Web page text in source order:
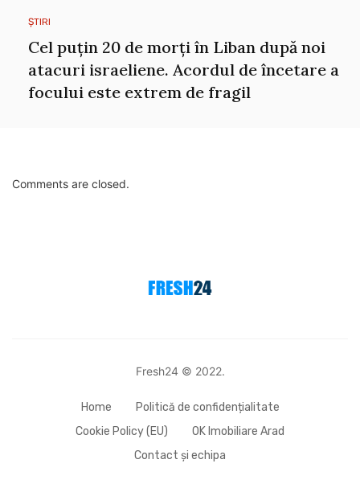
ȘTIRI
Cel puțin 20 de morți în Liban după noi
atacuri israeliene. Acordul de încetare a
focului este extrem de fragil
Comments are closed.
Fresh24 © 2022.
Home
Politică de confidențialitate
Cookie Policy (EU)
OK Imobiliare Arad
Contact și echipa